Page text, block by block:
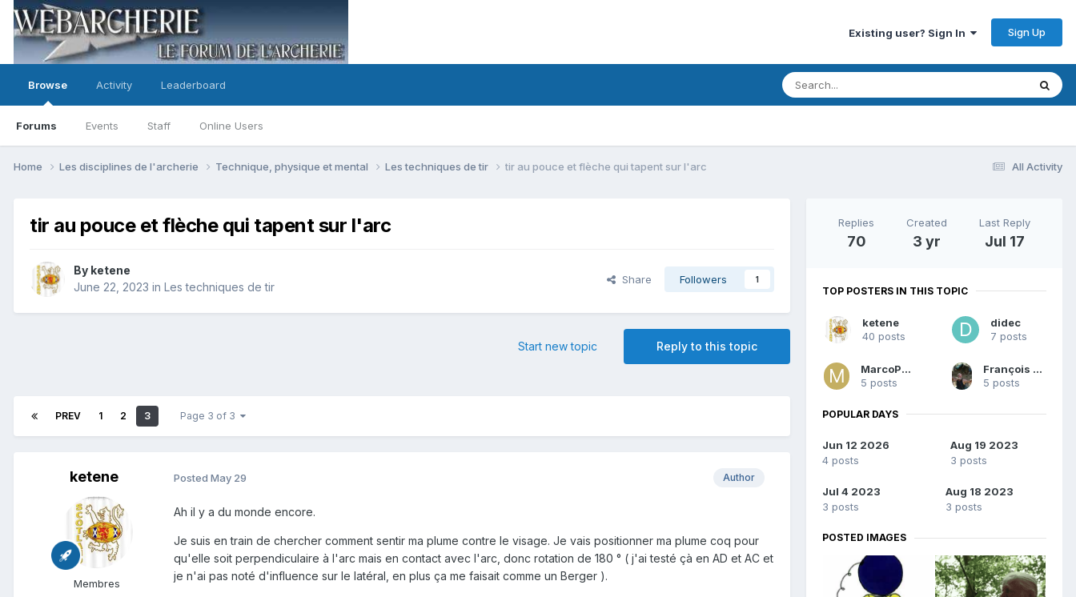
Existing user? Sign In Sign Up
Browse
Forums Events Staff Online Users
Activity Leaderboard
All Activity
Home Les disciplines de l'archerie Technique, physique et mental Les techniques de tir tir au pouce et flèche qui tapent sur l'arc
tir au pouce et flèche qui tapent sur l'arc
By ketene
June 22, 2023 in Les techniques de tir
Share Followers 1
Reply to this topic
Start new topic
PREV 1 2 3 Page 3 of 3
ketene
Membres
Author
Posted May 29
Ah il y a du monde encore.
Je suis en train de chercher comment sentir ma plume contre le visage. Je vais positionner ma plume coq pour
qu'elle soit perpendiculaire à l'arc mais en contact avec l'arc, donc rotation de 180 ° ( j'ai testé çà en AD et AC et
je n'ai pas noté d'influence sur le latéral, en plus ça me faisait comme un Berger ).
Replies
70
Created
3 yr
Last Reply
Jul 17
TOP POSTERS IN THIS TOPIC
ketene
40 posts
didec
7 posts
MarcoP0l0
5 posts
François Matrod
5 posts
POPULAR DAYS
Jun 12 2026
4 posts
Aug 19 2023
3 posts
Jul 4 2023
3 posts
Aug 18 2023
3 posts
POSTED IMAGES